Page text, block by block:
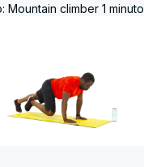
Mountain climber 1 minuto